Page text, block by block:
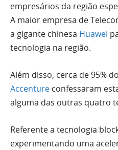
empresários da região
A maior empresa de
a gigante chinesa Huawei
tecnologia na região.
Além disso, cerca de 95%
Accenture confessaram
alguma das outras quatro
Referente a tecnologia
experimentando uma